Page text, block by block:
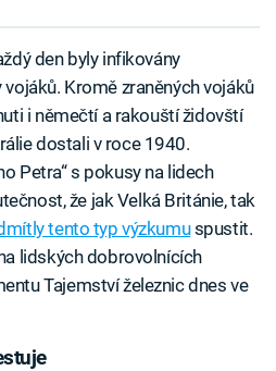
den byly infikovány
Kromě zraněných vojáků
i němečtí a rakouští židovští
dostali v roce 1940.
Petra“ s pokusy na lidech
že jak Velká Británie, tak
tento typ výzkumuspustit.
lidských dobrovolnících
Tajemství železnic dnes ve